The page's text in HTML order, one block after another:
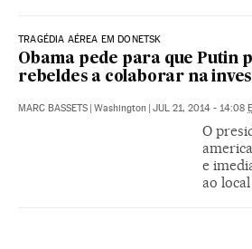
TRAGÉDIA AÉREA EM DONETSK
Obama pede para que Putin
rebeldes a colaborar na
MARC BASSETS | Washington | JUL 21, 2014 - 14:08
O
e
ao local